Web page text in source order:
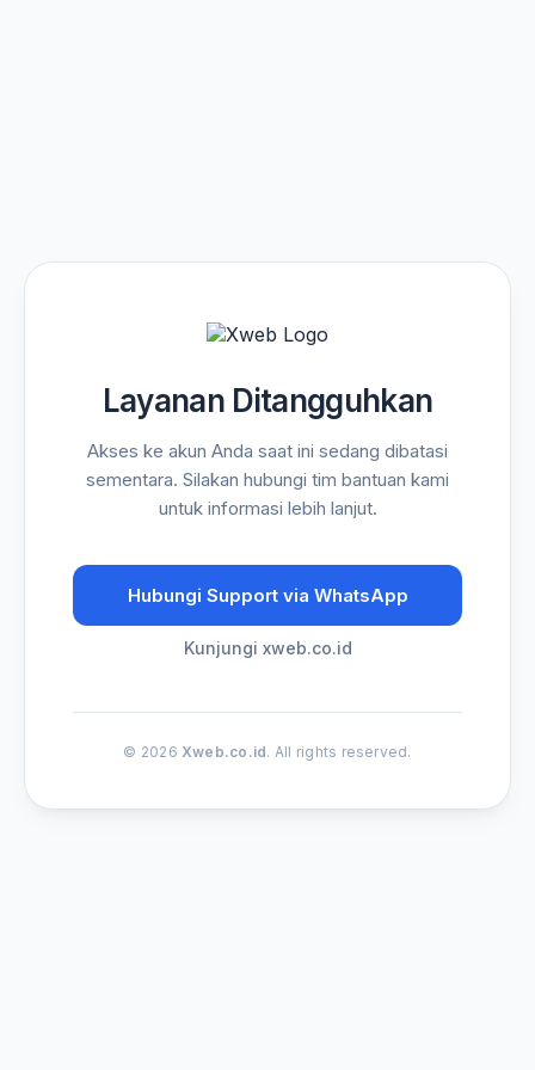
Layanan Ditangguhkan
Akses ke akun Anda saat ini sedang dibatasi
sementara. Silakan hubungi tim bantuan kami
untuk informasi lebih lanjut.
Hubungi Support via WhatsApp
Kunjungi xweb.co.id
© 2026 Xweb.co.id. All rights reserved.